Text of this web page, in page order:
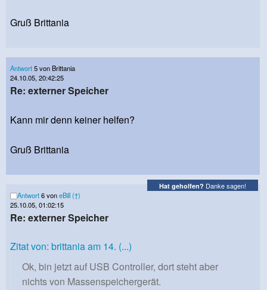
Gruß Brittania
Antwort5 von Brittania
24.10.05, 20:42:25
Re: externer Speicher
Kann mir denn keiner helfen?
Gruß Brittania
Hat geholfen? Danke sagen!
Antwort6 voneBill (†)
25.10.05, 01:02:15
Re: externer Speicher
Zitat von: brittania am 14. (...)
Ok, bin jetzt auf USB Controller, dort steht aber
nichts von Massenspeichergerät.